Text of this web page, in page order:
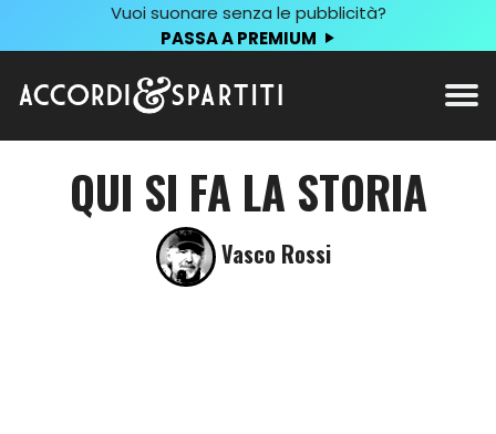
Vuoi suonare senza le pubblicità?
PASSA A PREMIUM
QUI SI FA LA STORIA
Vasco Rossi